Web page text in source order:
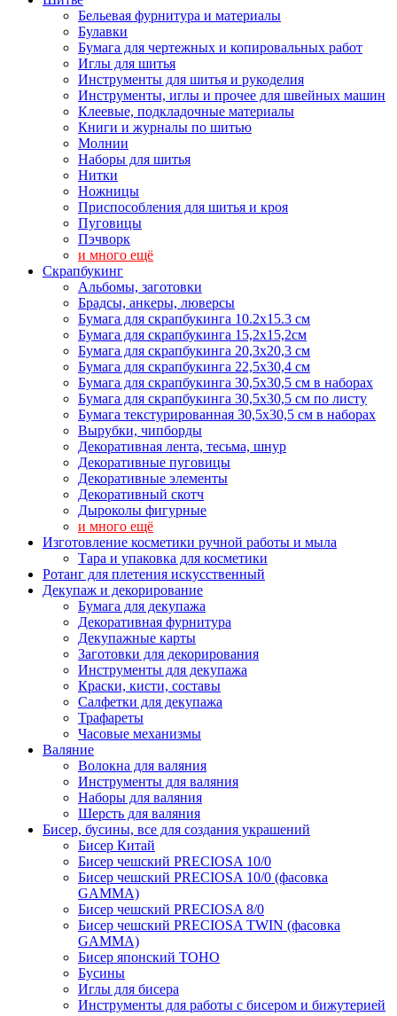
Бельевая фурнитура и материалы
Булавки
Бумага для чертежных и копировальных работ
Иглы для шитья
Инструменты для шитья и рукоделия
Инструменты, иглы и прочее для швейных машин
Клеевые, подкладочные материалы
Книги и журналы по шитью
Молнии
Наборы для шитья
Нитки
Ножницы
Приспособления для шитья и кроя
Пуговицы
Пэчворк
и много ещё
Скрапбукинг
Альбомы, заготовки
Брадсы, анкеры, люверсы
Бумага для скрапбукинга 10.2х15.3 см
Бумага для скрапбукинга 15,2х15,2см
Бумага для скрапбукинга 20,3х20,3 см
Бумага для скрапбукинга 22,5х30,4 см
Бумага для скрапбукинга 30,5х30,5 см в наборах
Бумага для скрапбукинга 30,5х30,5 см по листу
Бумага текстурированная 30,5х30,5 см в наборах
Вырубки, чипборды
Декоративная лента, тесьма, шнур
Декоративные пуговицы
Декоративные элементы
Декоративный скотч
Дыроколы фигурные
и много ещё
Изготовление косметики ручной работы и мыла
Тара и упаковка для косметики
Ротанг для плетения искусственный
Декупаж и декорирование
Бумага для декупажа
Декоративная фурнитура
Декупажные карты
Заготовки для декорирования
Инструменты для декупажа
Краски, кисти, составы
Салфетки для декупажа
Трафареты
Часовые механизмы
Валяние
Волокна для валяния
Инструменты для валяния
Наборы для валяния
Шерсть для валяния
Бисер, бусины, все для создания украшений
Бисер Китай
Бисер чешский PRECIOSA 10/0
Бисер чешский PRECIOSA 10/0 (фасовка
GAMMA)
Бисер чешский PRECIOSA 8/0
Бисер чешский PRECIOSA TWIN (фасовка
GAMMA)
Бисер японский TOHO
Бусины
Иглы для бисера
Инструменты для работы с бисером и бижутерией